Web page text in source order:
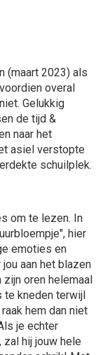
(maart 2023) als
overal
Gelukkig
de tijd &
naar het
asiel verstopte
schuilplek.
om te lezen. In
hier
emoties en
aan het blazen
oren helemaal
te kneden terwijl
hem dan niet
je echter
hij jouw hele